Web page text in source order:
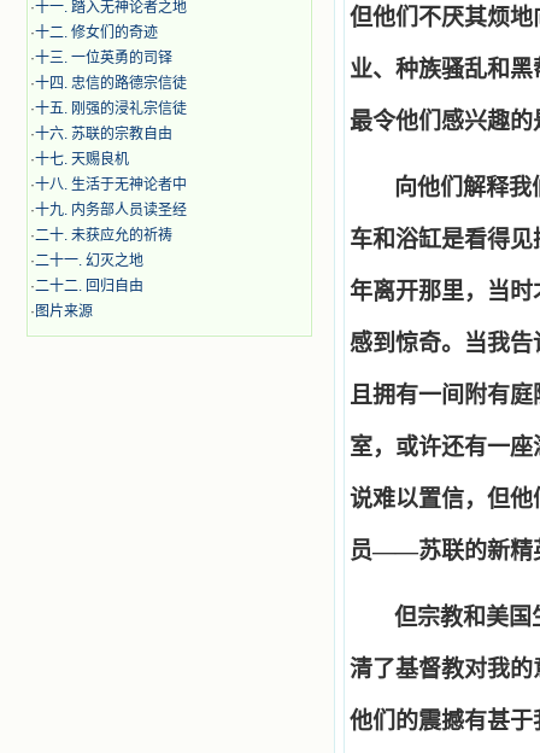
·十一. 踏入无神论者之地
·十二. 修女们的奇迹
·十三. 一位英勇的司铎
·十四. 忠信的路德宗信徒
·十五. 刚强的浸礼宗信徒
·十六. 苏联的宗教自由
·十七. 天赐良机
·十八. 生活于无神论者中
·十九. 内务部人员读圣经
·二十. 未获应允的祈祷
·二十一. 幻灭之地
·二十二. 回归自由
·图片来源
但他们不厌其烦
业、种族骚乱和
最令他们感兴趣的
向他们解释
车和浴缸是看得
年离开那里，当时
感到惊奇。当我
且拥有一间附有
室，或许还有一
说难以置信，但
员——苏联的新精
但宗教和美国
清了基督教对我
他们的震撼有甚